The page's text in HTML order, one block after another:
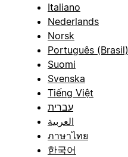
Italiano
Nederlands
Norsk
Português (Brasil)
Suomi
Svenska
Tiếng Việt
עברית
العربية
ภาษาไทย
한국어